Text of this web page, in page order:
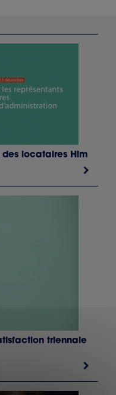
des locataires Hlm
triennale